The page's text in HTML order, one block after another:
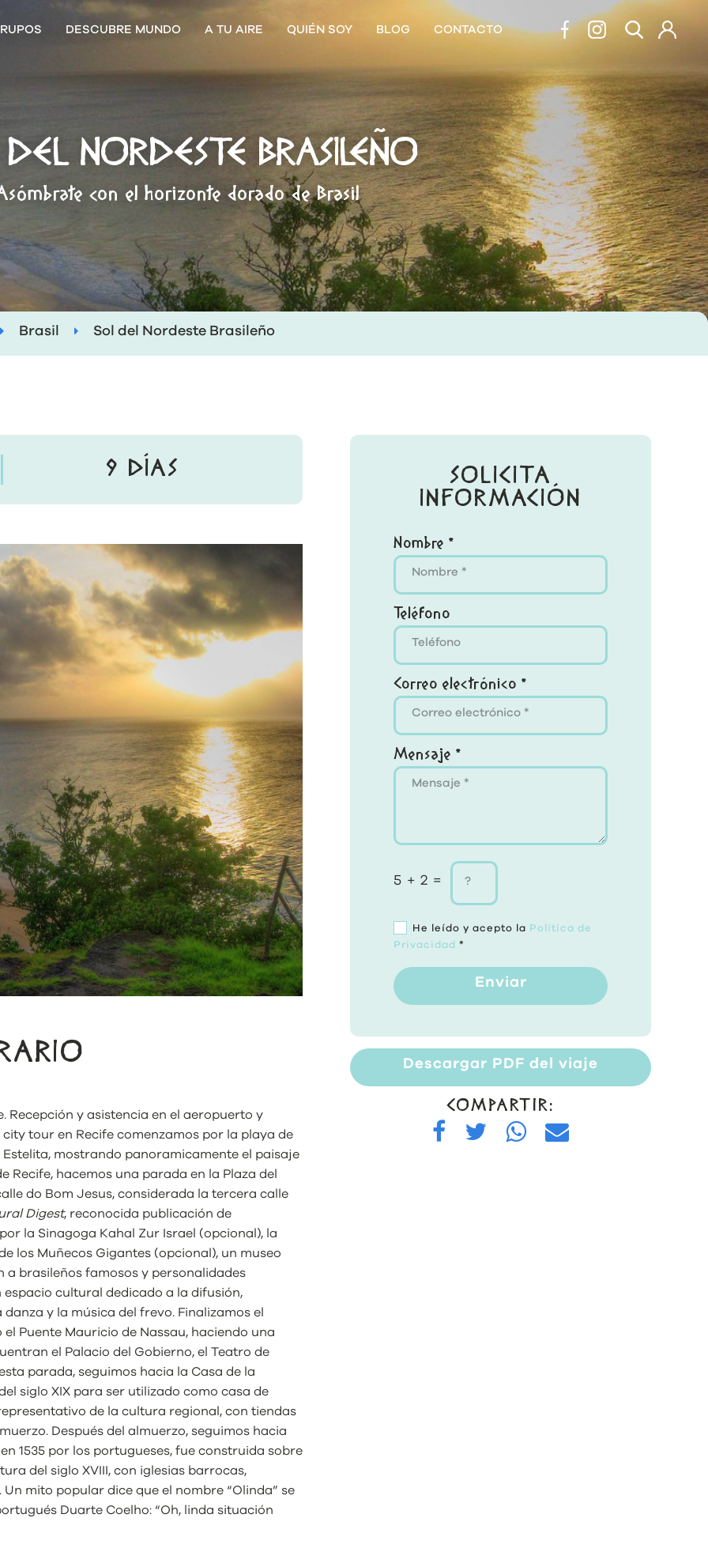
DESCUBRE MUNDO A TU AIRE QUIÉN SOY BLOG CONTACTO
NORDESTE BRASILEÑO
con el horizonte dorado de Brasil
Brasil Sol del Nordeste Brasileño
9 DÍAS
Recepción y asistencia en el aeropuerto y
tour en Recife comenzamos por la playa de
mostrando panoramicamente el paisaje
Recife, hacemos una parada en la Plaza del
do Bom Jesus, considerada la tercera calle
Digest, reconocida publicación de
la Sinagoga Kahal Zur Israel (opcional), la
los Muñecos Gigantes (opcional), un museo
a brasileños famosos y personalidades
cultural dedicado a la difusión,
y la música del frevo. Finalizamos el
Puente Mauricio de Nassau, haciendo una
el Palacio del Gobierno, el Teatro de
parada, seguimos hacia la Casa de la
siglo XIX para ser utilizado como casa de
de la cultura regional, con tiendas
Después del almuerzo, seguimos hacia
1535 por los portugueses, fue construida sobre
del siglo XVIII, con iglesias barrocas,
mito popular dice que el nombre “Olinda” se
Duarte Coelho: “Oh, linda situación
SOLICITA
INFORMACIÓN
Nombre *
Teléfono
Correo electrónico *
Mensaje *
5 + 2 =
He leído y acepto la Política de
Privacidad *
Enviar
Descargar PDF del viaje
COMPARTIR: